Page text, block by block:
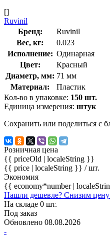
[]
Ruvinil
Бренд:
Ruvinil
Вес, кг:
0.023
Исполнение: Одинарная
Цвет:
Красный
Диаметр, мм: 71 мм
Материал:
Пластик
Кол-во в упаковке: 150 шт.
Единица измерения: штук
Сохранить или поделиться с
Розничная цена
{{ priceOld | localeString }}
{{ price | localeString }} / шт.
Экономия
{{ economy*number |
Нашли дешевле? Снизим
На складе 0 шт.
Под заказ
Обновлено 08.08.2026
-